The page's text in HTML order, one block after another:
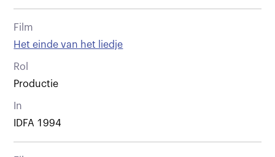
Film
Het einde van het liedje
Rol
Productie
In
IDFA 1994